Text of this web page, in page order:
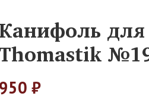
Канифоль
950 ₽